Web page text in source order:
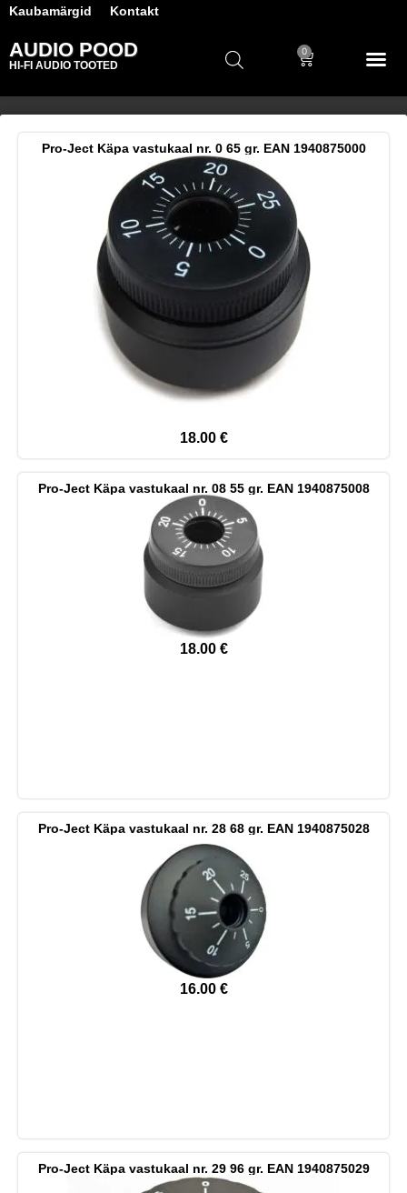
Kaubamärgid Kontakt
AUDIO POOD
HI-FI AUDIO TOOTED
0
Pro-Ject Käpa vastukaal nr. 0 65 gr. EAN 1940875000
18.00 €
Pro-Ject Käpa vastukaal nr. 08 55 gr. EAN 1940875008
18.00 €
Pro-Ject Käpa vastukaal nr. 28 68 gr. EAN 1940875028
16.00 €
Pro-Ject Käpa vastukaal nr. 29 96 gr. EAN 1940875029